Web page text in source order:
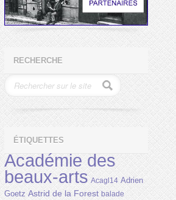
RECHERCHE
ÉTIQUETTES
Académie des
beaux-arts Acagl14 Adrien
Goetz Astrid de la Forest balade